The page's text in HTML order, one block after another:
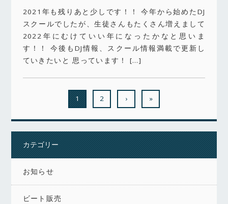
2021年も残りあと少しです！！ 今年から始めたDJ
スクールでしたが、生徒さんもたくさん増えまして
2022年にむけていい年になったかなと思いま
す！！ 今後もDJ情報、スクール情報満載で更新し
ていきたいと 思っています！ […]
1 2 › »
カテゴリー
お知らせ
ビート販売